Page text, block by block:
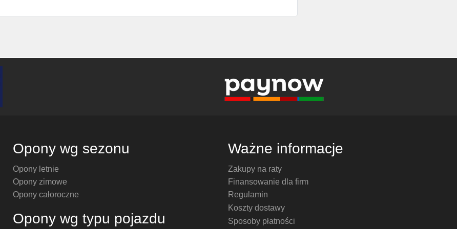
Opony wg sezonu
Opony letnie
Opony zimowe
Opony całoroczne
Opony wg typu pojazdu
Ważne informacje
Zakupy na raty
Finansowanie dla firm
Regulamin
Koszty dostawy
Sposoby płatności